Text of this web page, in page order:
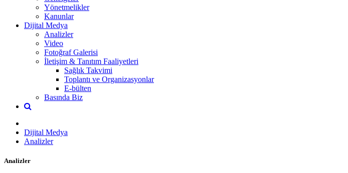
Yönetmelikler
Kanunlar
Dijital Medya
Analizler
Video
Fotoğraf Galerisi
İletişim & Tanıtım Faaliyetleri
Sağlık Takvimi
Toplantı ve Organizasyonlar
E-bülten
Basında Biz
Dijital Medya
Analizler
Analizler